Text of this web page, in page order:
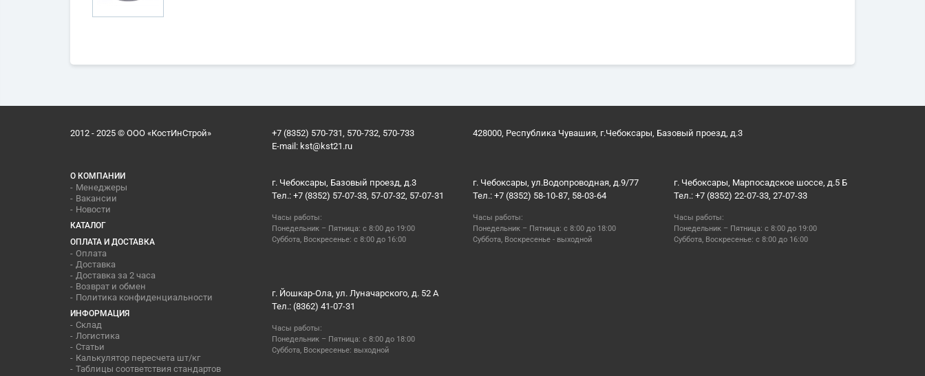
2012 - 2025 © ООО «КостИнСтрой»
+7 (8352) 570-731, 570-732, 570-733
E-mail: kst@kst21.ru
428000, Республика Чувашия, г.Чебоксары, Базовый проезд, д.3
О КОМПАНИИ
Менеджеры
Вакансии
Новости
КАТАЛОГ
ОПЛАТА И ДОСТАВКА
Оплата
Доставка
Доставка за 2 часа
Возврат и обмен
Политика конфиденциальности
ИНФОРМАЦИЯ
Склад
Логистика
Статьи
Калькулятор пересчета шт/кг
Таблицы соответствия стандартов
г. Чебоксары, Базовый проезд, д.3
Тел.: +7 (8352) 57-07-33, 57-07-32, 57-07-31
Часы работы:
Понедельник – Пятница: с 8:00 до 19:00
Суббота, Воскресенье: с 8:00 до 16:00
г. Чебоксары, ул.Водопроводная, д.9/77
Тел.: +7 (8352) 58-10-87, 58-03-64
Часы работы:
Понедельник – Пятница: с 8:00 до 18:00
Суббота, Воскресенье - выходной
г. Чебоксары, Марпосадское шоссе, д.5 Б
Тел.: +7 (8352) 22-07-33, 27-07-33
Часы работы:
Понедельник – Пятница: с 8:00 до 19:00
Суббота, Воскресенье: с 8:00 до 16:00
г. Йошкар-Ола, ул. Луначарского, д. 52 А
Тел.: (8362) 41-07-31
Часы работы:
Понедельник – Пятница: с 8:00 до 18:00
Суббота, Воскресенье: выходной